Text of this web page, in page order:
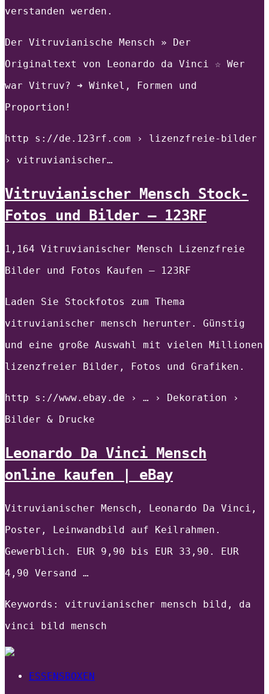
verstanden werden.
Der Vitruvianische Mensch » Der
Originaltext von Leonardo da Vinci ☆ Wer
war Vitruv? ➜ Winkel, Formen und
Proportion!
http s://de.123rf.com › lizenzfreie-bilder
› vitruvianischer…
Vitruvianischer Mensch Stock-
Fotos und Bilder – 123RF
1,164 Vitruvianischer Mensch Lizenzfreie
Bilder und Fotos Kaufen – 123RF
Laden Sie Stockfotos zum Thema
vitruvianischer mensch herunter. Günstig
und eine große Auswahl mit vielen Millionen
lizenzfreier Bilder, Fotos und Grafiken.
http s://www.ebay.de › … › Dekoration ›
Bilder & Drucke
Leonardo Da Vinci Mensch
online kaufen | eBay
Vitruvianischer Mensch, Leonardo Da Vinci,
Poster, Leinwandbild auf Keilrahmen.
Gewerblich. EUR 9,90 bis EUR 33,90. EUR
4,90 Versand …
Keywords: vitruvianischer mensch bild, da
vinci bild mensch
ESSENSBOXEN